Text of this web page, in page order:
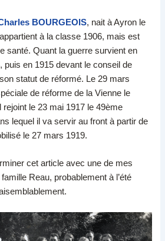
BOURGEOIS, nait à Ayron le
à la classe 1906, mais est
santé. Quant la guerre survient en
puis en 1915 devant le conseil de
statut de réformé. Le 29 mars
de réforme de la Vienne le
le 23 mai 1917 le 49ème
lequel il va servir au front à partir de
le 27 mars 1919.
cet article avec une de mes
Reau, probablement à l’été